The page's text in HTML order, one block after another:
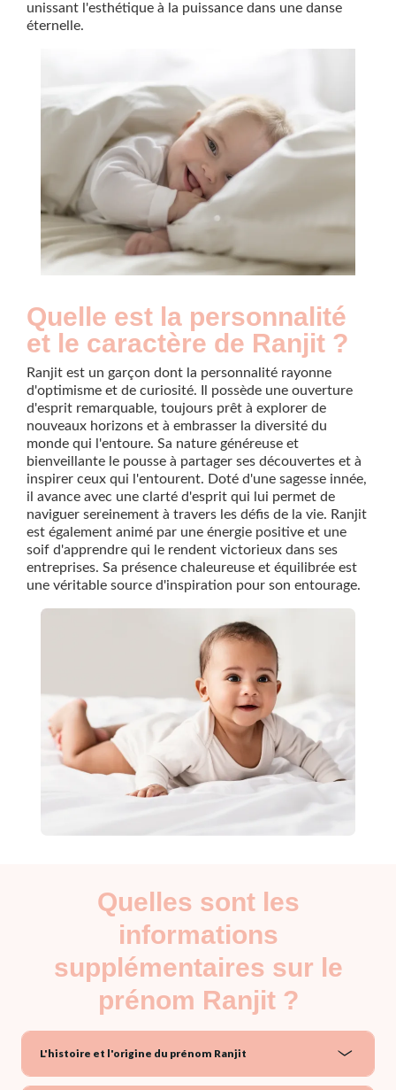
unissant l'esthétique à la puissance dans une danse
éternelle.
Quelle est la personnalité
et le caractère de Ranjit ?
Ranjit est un garçon dont la personnalité rayonne
d'optimisme et de curiosité. Il possède une ouverture
d'esprit remarquable, toujours prêt à explorer de
nouveaux horizons et à embrasser la diversité du
monde qui l'entoure. Sa nature généreuse et
bienveillante le pousse à partager ses découvertes et à
inspirer ceux qui l'entourent. Doté d'une sagesse innée,
il avance avec une clarté d'esprit qui lui permet de
naviguer sereinement à travers les défis de la vie. Ranjit
est également animé par une énergie positive et une
soif d'apprendre qui le rendent victorieux dans ses
entreprises. Sa présence chaleureuse et équilibrée est
une véritable source d'inspiration pour son entourage.
Quelles sont les
informations
supplémentaires sur le
prénom Ranjit ?
L'histoire et l'origine du prénom Ranjit